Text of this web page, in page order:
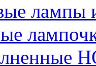
лампы